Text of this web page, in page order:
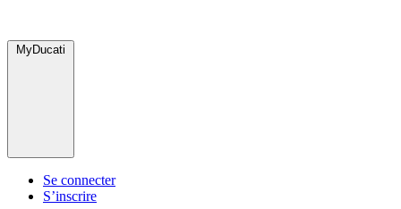
MyDucati
Se connecter
S’inscrire